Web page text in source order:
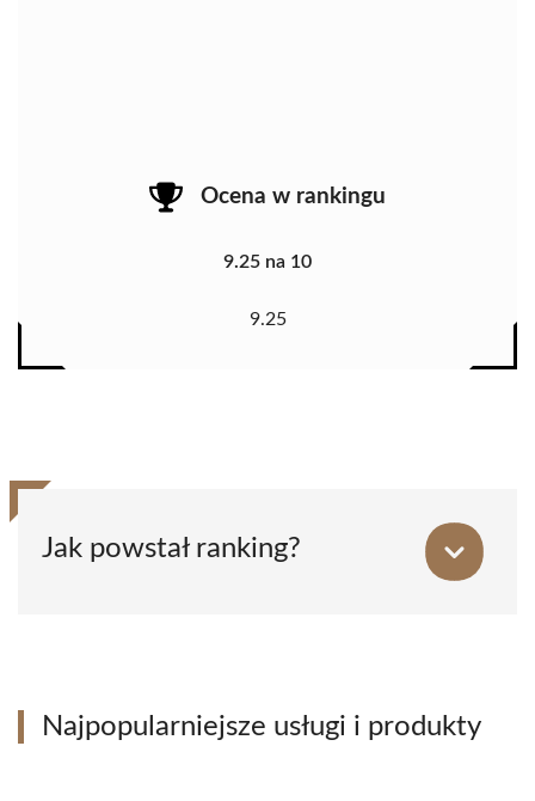
Ocena w rankingu
9.25 na 10
9.25
Jak powstał ranking?
Najpopularniejsze usługi i produkty